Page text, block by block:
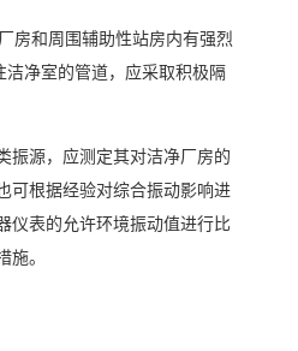
房和周围辅助性站房内有强烈
净室的管道，应采取积极隔
振源，应测定其对洁净厂房的
可根据经验对综合振动影响进
仪表的允许环境振动值进行比
。